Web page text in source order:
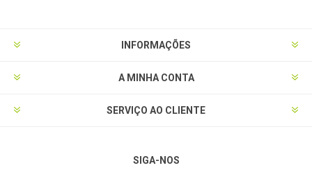
INFORMAÇÕES
A MINHA CONTA
SERVIÇO AO CLIENTE
SIGA-NOS